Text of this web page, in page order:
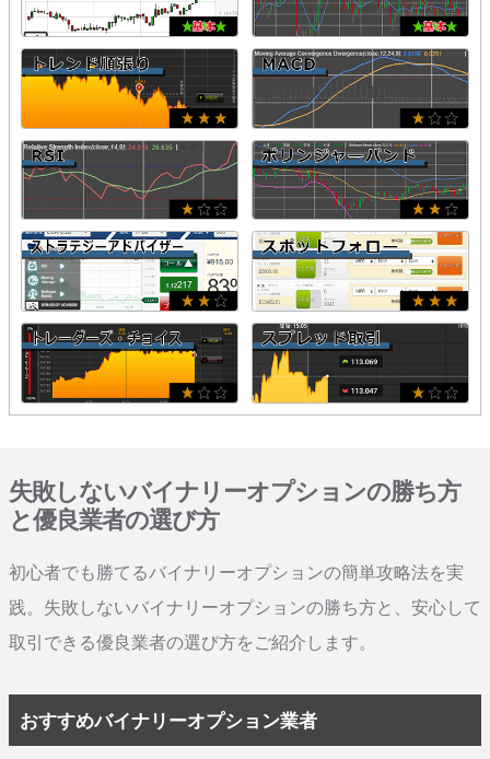
失敗しないバイナリーオプションの勝ち方
と優良業者の選び方
初心者でも勝てるバイナリーオプションの簡単攻略法を実
践。失敗しないバイナリーオプションの勝ち方と、安心して
取引できる優良業者の選び方をご紹介します。
おすすめバイナリーオプション業者